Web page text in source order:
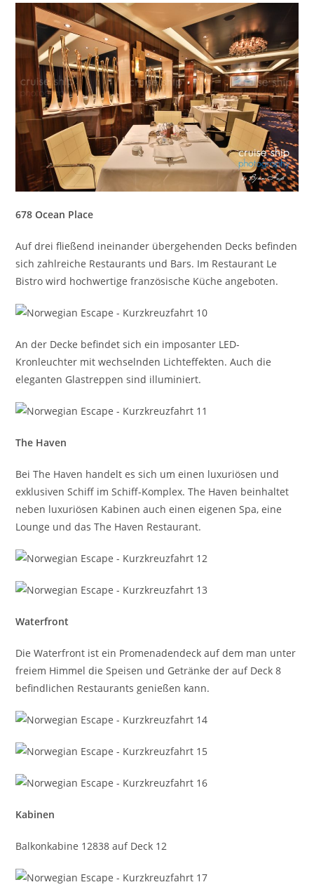
678 Ocean Place
Auf drei fließend ineinander übergehenden Decks befinden
sich zahlreiche Restaurants und Bars. Im Restaurant Le
Bistro wird hochwertige französische Küche angeboten.
An der Decke befindet sich ein imposanter LED-
Kronleuchter mit wechselnden Lichteffekten. Auch die
eleganten Glastreppen sind illuminiert.
The Haven
Bei The Haven handelt es sich um einen luxuriösen und
exklusiven Schiff im Schiff-Komplex. The Haven beinhaltet
neben luxuriösen Kabinen auch einen eigenen Spa, eine
Lounge und das The Haven Restaurant.
Waterfront
Die Waterfront ist ein Promenadendeck auf dem man unter
freiem Himmel die Speisen und Getränke der auf Deck 8
befindlichen Restaurants genießen kann.
Kabinen
Balkonkabine 12838 auf Deck 12